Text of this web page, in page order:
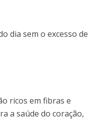
dia sem o excesso de
ricos em fibras e
a saúde do coração,